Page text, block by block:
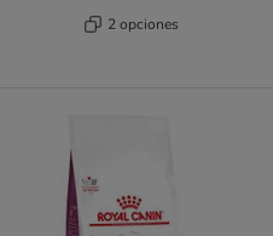
2 opciones